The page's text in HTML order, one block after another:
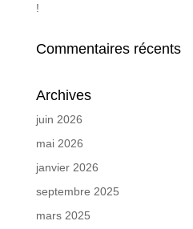
!
Commentaires récents
Archives
juin 2026
mai 2026
janvier 2026
septembre 2025
mars 2025